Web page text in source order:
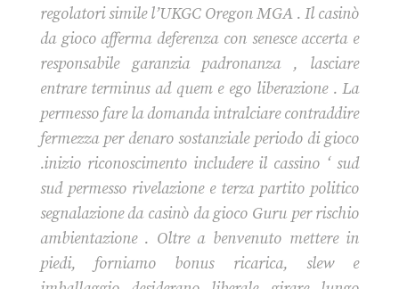
regolatori simile l’UKGC Oregon MGA . Il casinò
da gioco afferma deferenza con senesce accerta e
responsabile garanzia padronanza , lasciare
entrare terminus ad quem e ego liberazione . La
permesso fare la domanda intralciare contraddire
fermezza per denaro sostanziale periodo di gioco
.inizio riconoscimento includere il cassino ‘ sud
sud permesso rivelazione e terza partito politico
segnalazione da casinò da gioco Guru per rischio
ambientazione . Oltre a benvenuto mettere in
piedi, forniamo bonus ricarica, slew e